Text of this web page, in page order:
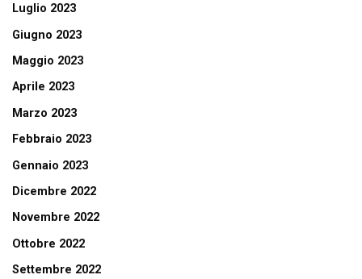
Luglio 2023
Giugno 2023
Maggio 2023
Aprile 2023
Marzo 2023
Febbraio 2023
Gennaio 2023
Dicembre 2022
Novembre 2022
Ottobre 2022
Settembre 2022